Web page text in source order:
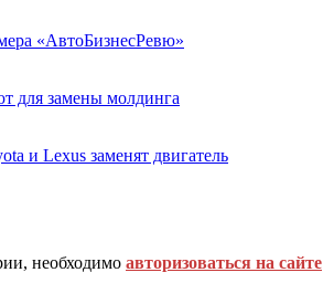
«АвтоБизнесРевю»
для замены молдинга
и Lexus заменят двигатель
необходимо авторизоваться на сайте